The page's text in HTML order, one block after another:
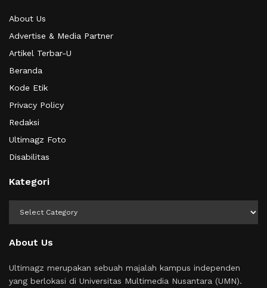
About Us
Advertise & Media Partner
Artikel Terbar-U
Beranda
Kode Etik
Privacy Policy
Redaksi
Ultimagz Foto
Disabilitas
Kategori
About Us
Ultimagz merupakan sebuah majalah kampus independen
yang berlokasi di Universitas Multimedia Nusantara (UMN).